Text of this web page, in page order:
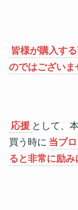
皆様が購入す
のではございま
応援 として、
買う時に 当ブ
ると非常に励